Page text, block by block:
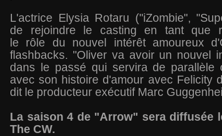
L'actrice Elysia Rotaru ("iZombie",
de rejoindre le casting en tant que
le rôle du nouvel intérêt amoureux
flashbacks. "Oliver va avoir un nouvel
dans le passé qui servira de parallèle
avec son histoire d'amour avec Felicity
dit le producteur exécutif Marc
La saison 4 de "Arrow" sera diffusée
The CW.